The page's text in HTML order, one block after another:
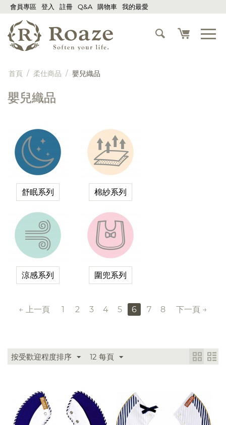
會員專區 登入 註冊 Q&A 購物車 我的最愛
首頁 / 柔仕商品 / 嬰兒織品
嬰兒織品
舒眠系列 棉紗系列
涼感系列 圍兜系列
上一頁 1 2 3 4 5 6 7 8 下一頁
按受歡迎程度排序 12 每頁